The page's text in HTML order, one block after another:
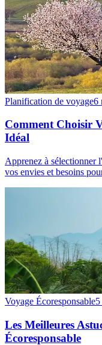
Planification de voyage6
Comment Choisir
Idéal
Apprenez à sélectionner
vos envies et besoins
Voyage Écoresponsable5
Les Meilleures
Écoresponsable